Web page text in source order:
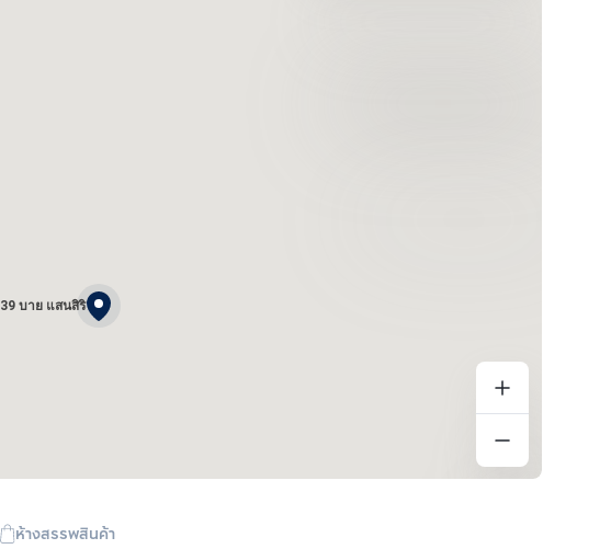
39 บาย แสนสิริ
ห้างสรรพสินค้า